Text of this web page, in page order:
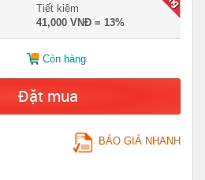
Tiết kiệm
41,000 VNĐ = 13%
Còn hàng
Đặt mua
BÁO GIÁ NHANH